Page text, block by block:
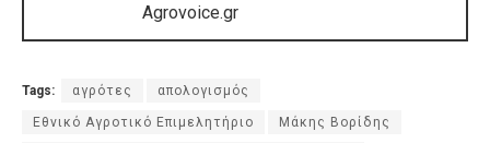
Agrovoice.gr
Tags: αγρότες απολογισμός
Εθνικό Αγροτικό Επιμελητήριο Μάκης Βορίδης